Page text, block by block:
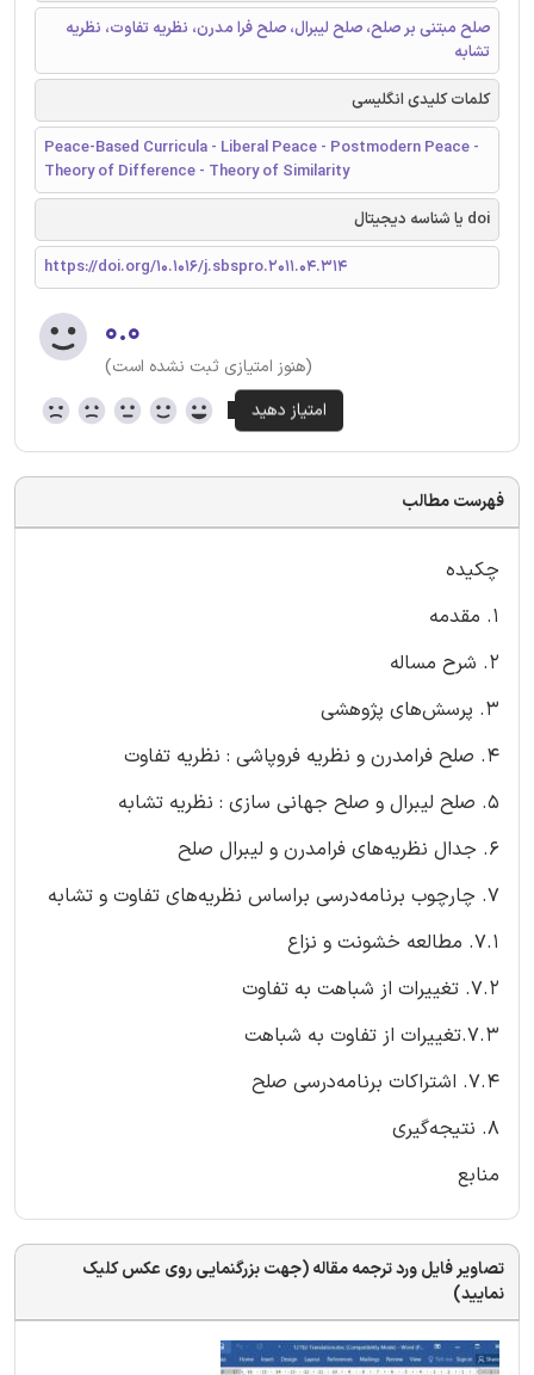
صلح مبتنی بر صلح، صلح لیبرال، صلح فرا مدرن، نظریه تفاوت، نظریه
تشابه
کلمات کلیدی انگلیسی
Peace-Based Curricula - Liberal Peace - Postmodern Peace -
Theory of Difference - Theory of Similarity
doi یا شناسه دیجیتال
https://doi.org/10.1016/j.sbspro.2011.04.314
۰.۰
(هنوز امتیازی ثبت نشده است)
فهرست مطالب
چکیده
۱. مقدمه
۲. شرح مساله
۳. پرسش‌های پژوهشی
۴. صلح فرامدرن و نظریه فروپاشی : نظریه تفاوت
۵. صلح لیبرال و صلح جهانی سازی : نظریه تشابه
۶. جدال نظریه‌های فرامدرن و لیبرال صلح
۷. چارچوب برنامه‌درسی براساس نظریه‌های تفاوت و تشابه
۷.۱. مطالعه خشونت و نزاع
۷.۲. تغییرات از شباهت به تفاوت
۷.۳.تغییرات از تفاوت به شباهت
۷.۴. اشتراکات برنامه‌درسی صلح
۸. نتیجه‌گیری
منابع
تصاویر فایل ورد ترجمه مقاله (جهت بزرگنمایی روی عکس کلیک
نمایید)